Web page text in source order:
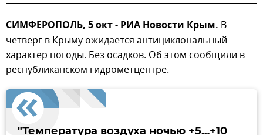
СИМФЕРОПОЛЬ, 5 окт - РИА Новости Крым. В
четверг в Крыму ожидается антициклональный
характер погоды. Без осадков. Об этом сообщили в
республиканском гидрометцентре.
"Температура воздуха ночью +5…+10